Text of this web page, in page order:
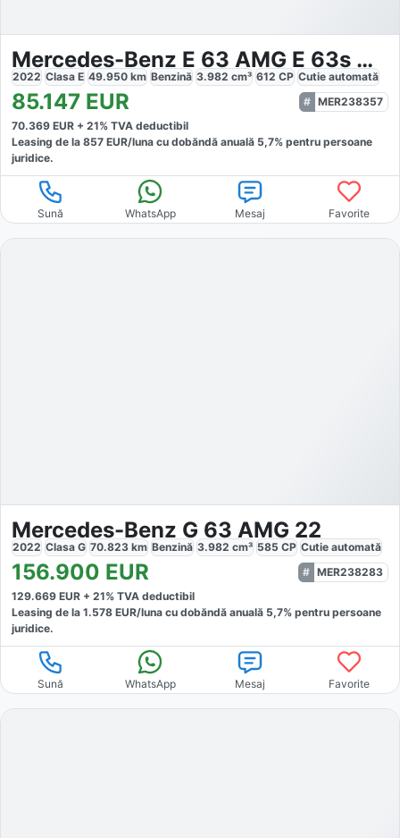
Mercedes-Benz E 63 AMG E 63s AMG
2022 Clasa E 49.950 km Benzină 3.982 cm³ 612 CP Cutie automată
85.147 EUR
MER238357
70.369 EUR + 21% TVA deductibil
Leasing de la 857 EUR/luna cu dobăndă anuală 5,7% pentru persoane
juridice.
Sună WhatsApp Mesaj Favorite
Mercedes-Benz G 63 AMG 22
2022 Clasa G 70.823 km Benzină 3.982 cm³ 585 CP Cutie automată
156.900 EUR
MER238283
129.669 EUR + 21% TVA deductibil
Leasing de la 1.578 EUR/luna cu dobăndă anuală 5,7% pentru persoane
juridice.
Sună WhatsApp Mesaj Favorite